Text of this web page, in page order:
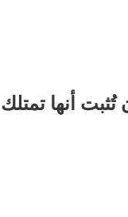
أنها